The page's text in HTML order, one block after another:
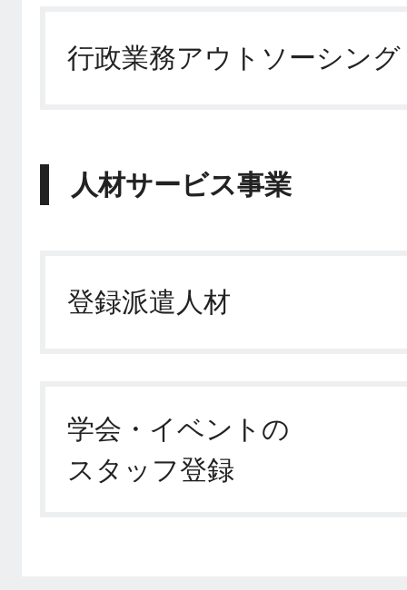
行政業務アウトソーシング
人材サービス事業
登録派遣人材
学会・イベントの
スタッフ登録